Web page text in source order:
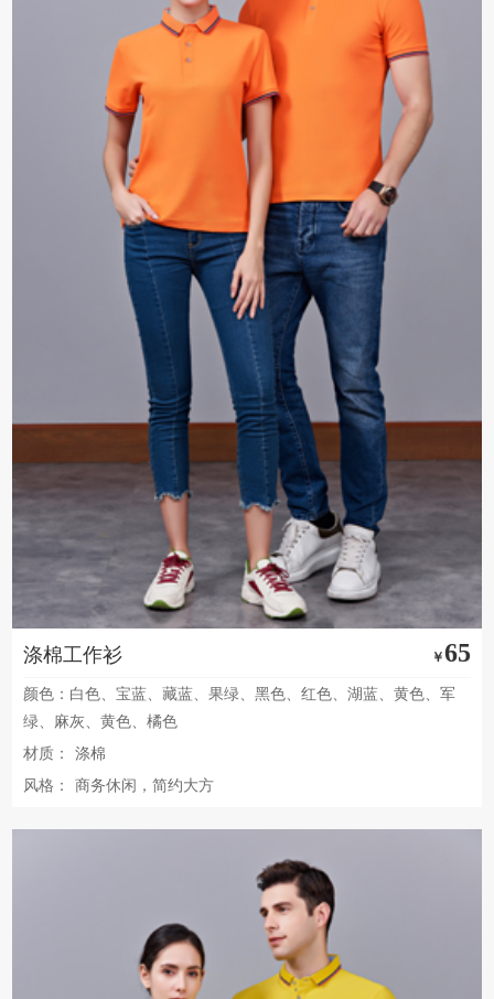
涤棉工作衫 ￥65
颜色：白色、宝蓝、藏蓝、果绿、黑色、红色、湖蓝、黄色、军
绿、麻灰、黄色、橘色
材质：
涤棉
风格：
商务休闲，简约大方